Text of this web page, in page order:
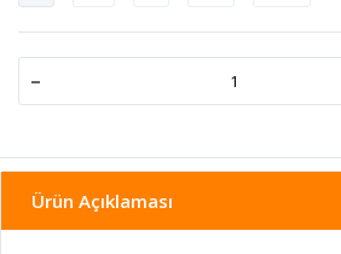
-
Ürün Açıklaması